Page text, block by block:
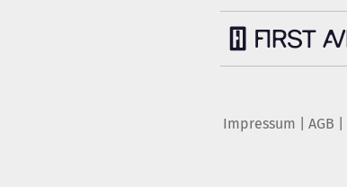
Impressum AGB